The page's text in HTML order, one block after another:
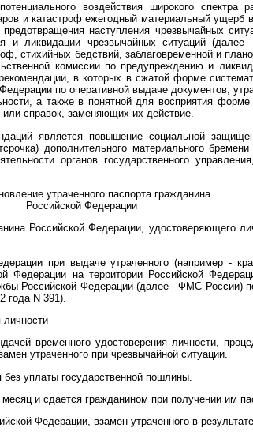
воздействия широкого спектра
и катастроф ежегодный материальный ущерб
наступления чрезвычайных
и ликвидации чрезвычайных ситуаций
стихийных бедствий, заблаговременной и
комиссии по предупреждению и
в которых в сжатой форме
по оперативной выдаче документов,
а также в понятной для восприятия
справок, заменяющих их действие.
является повышение социальной
дополнительного материального
органов государственного
утраченного паспорта гражданина
Российской Федерации
Российской Федерации, удостоверяющего
при выдаче утраченного (например -
Федерации на территории Российской
Российской Федерации (далее - ФМС России)
года N 391).
временного удостоверения личности,
утраченного при чрезвычайной ситуации.
уплаты государственной пошлины.
и сдается гражданином при получении им
Федерации, взамен утраченного в